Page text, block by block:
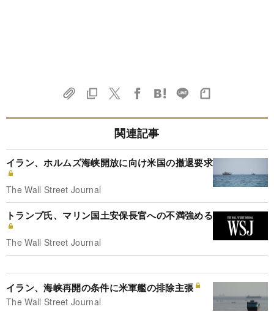
関連記事
イラン、ホルムズ海峡開放に向け米国の撤退要求
The Wall Street Journal
トランプ氏、マリン国土安保長官への不満強める
The Wall Street Journal
イラン、海峡再開の条件に米軍艦の排除主張
The Wall Street Journal